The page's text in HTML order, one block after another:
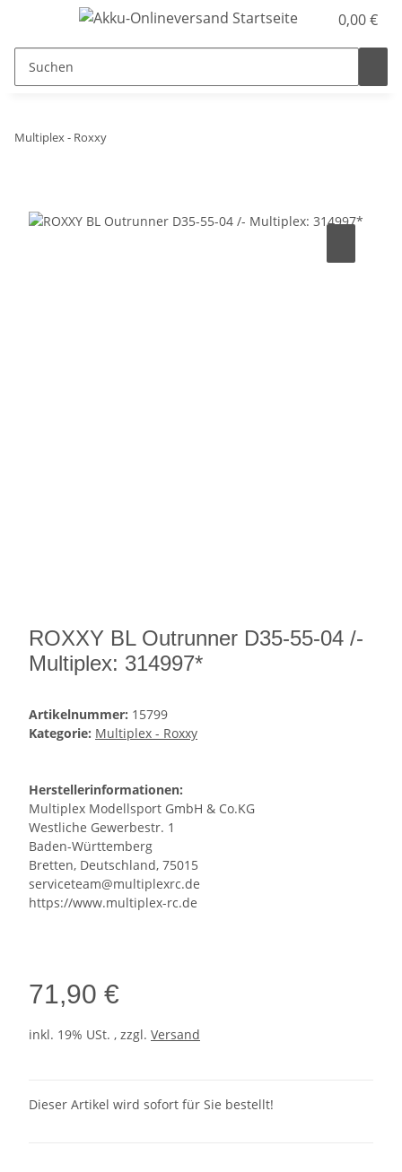
0,00 €
Multiplex - Roxxy
ROXXY BL Outrunner D35-55-04 /-
Multiplex: 314997*
Artikelnummer: 15799
Kategorie: Multiplex - Roxxy
Herstellerinformationen:
Multiplex Modellsport GmbH & Co.KG
Westliche Gewerbestr. 1
Baden-Württemberg
Bretten, Deutschland, 75015
serviceteam@multiplexrc.de
https://www.multiplex-rc.de
71,90 €
inkl. 19% USt. , zzgl. Versand
Dieser Artikel wird sofort für Sie bestellt!